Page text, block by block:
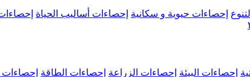
إحصاءات حيوية و سكانية إحصاءات أساليب الحياة
إحصاءات البيئة إحصاءات الزراعة إحصاءات الطاقة إحصاءات